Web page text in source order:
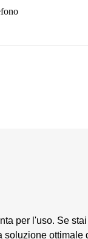
per l'uso. Se